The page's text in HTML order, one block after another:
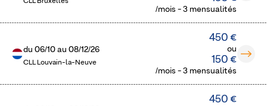
/mois - 3 mensualités
du06/10 au08/12/26
CLL Louvain-la-Neuve
450 €
ou
150 €
/mois - 3 mensualités
450 €